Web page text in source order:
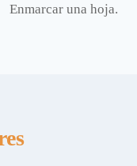
Enmarcar una hoja.